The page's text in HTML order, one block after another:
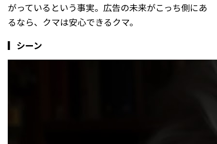
がっているという事実。広告の未来がこっち側にあ
るなら、クマは安心できるクマ。
▎シーン